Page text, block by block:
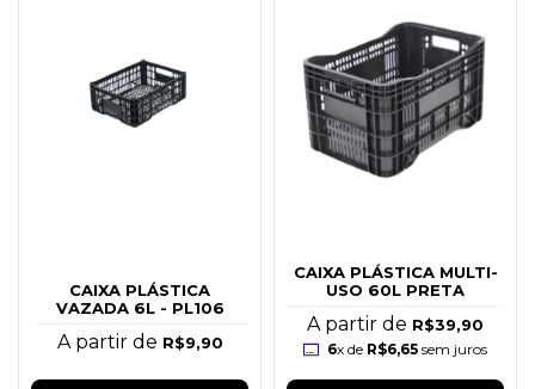
CAIXA PLÁSTICA
VAZADA 6L - PL106
A partir de R$9,90
CAIXA PLÁSTICA MULTI-
USO 60L PRETA
A partir de R$39,90
6x de R$6,65 sem juros